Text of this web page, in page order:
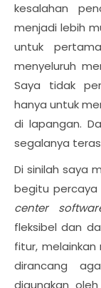
kesalahan
menjadi lebih
untuk
menyeluruh
Saya tidak
hanya untuk
di lapangan.
segalanya
Di sinilah saya
begitu
center
fleksibel dan
fitur,
dirancang
digunakan